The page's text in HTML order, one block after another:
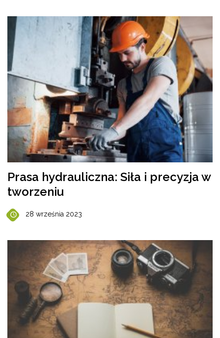
Prasa hydrauliczna: Siła i precyzja w
tworzeniu
28 września 2023